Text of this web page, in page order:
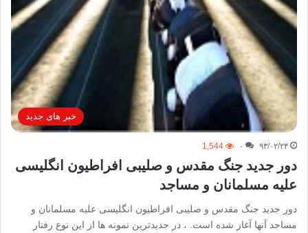
خبر های جدید
۹۳/۰۲/۲۴ ۰ 1,544
دور جدید جنگ مقدس و صلیبی افراطیون انگلیسی
علیه مسلمانان و مساجد
دور جدید جنگ مقدس و صلیبی افراطیون انگلیسی علیه مسلمانان و
مساجد آنها آغاز شده است. ، در جدیدترین نمونه ها از این نوع رفتار